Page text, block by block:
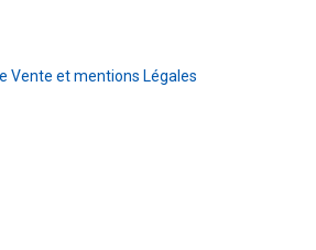
Vente et mentions Légales